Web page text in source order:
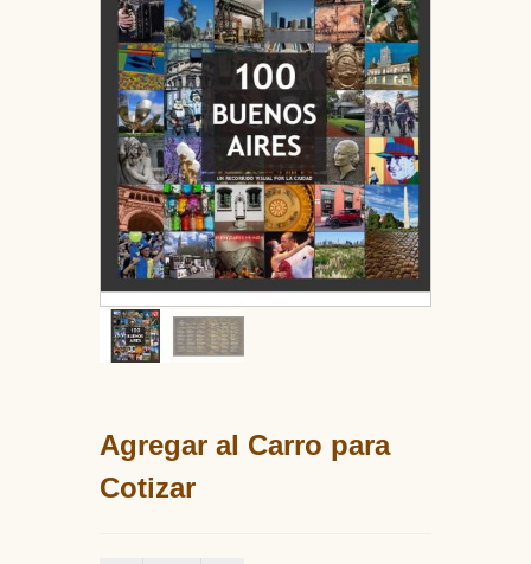
Agregar al Carro para
Cotizar